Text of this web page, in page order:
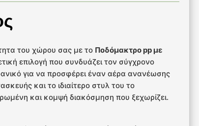
του χώρου σας με το Ποδόμακτρο pp με
επιλογή που συνδυάζει τον σύγχρονο
για να προσφέρει έναν αέρα ανανέωσης
και το ιδιαίτερο στυλ του το
και κομψή διακόσμηση που ξεχωρίζει.